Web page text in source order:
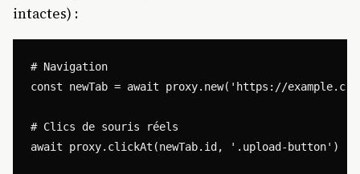
intactes) :
# Navigation
const newTab = await proxy.new('https://
# Clics de souris réels
await proxy.clickAt(newTab.id, '.upload-button')